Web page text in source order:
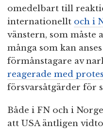
omedelbart till
internationellt och i
vänstern, som måste
många som kan
förmånstagare av
reagerade med
försvarsåtgärder för
Både i FN och i
att USA äntligen